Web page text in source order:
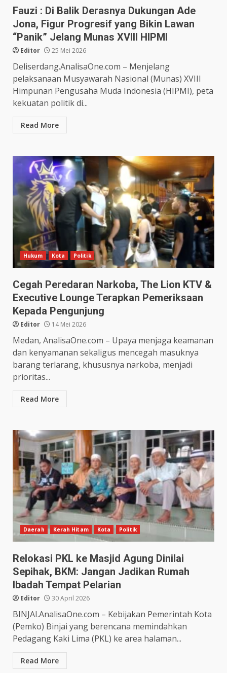
Fauzi : Di Balik Derasnya Dukungan Ade
Jona, Figur Progresif yang Bikin Lawan
“Panik” Jelang Munas XVIII HIPMI
Editor 25 Mei 2026
Deliserdang.AnalisaOne.com – Menjelang
pelaksanaan Musyawarah Nasional (Munas) XVIII
Himpunan Pengusaha Muda Indonesia (HIPMI), peta
kekuatan politik di...
Read More
Hukum Kota Politik
Cegah Peredaran Narkoba, The Lion KTV &
Executive Lounge Terapkan Pemeriksaan
Kepada Pengunjung
Editor 14 Mei 2026
Medan, AnalisaOne.com – Upaya menjaga keamanan
dan kenyamanan sekaligus mencegah masuknya
barang terlarang, khususnya narkoba, menjadi
prioritas...
Read More
Daerah Kerah Hitam Kota Politik
Relokasi PKL ke Masjid Agung Dinilai
Sepihak, BKM: Jangan Jadikan Rumah
Ibadah Tempat Pelarian
Editor 30 April 2026
BINJAI.AnalisaOne.com – Kebijakan Pemerintah Kota
(Pemko) Binjai yang berencana memindahkan
Pedagang Kaki Lima (PKL) ke area halaman...
Read More